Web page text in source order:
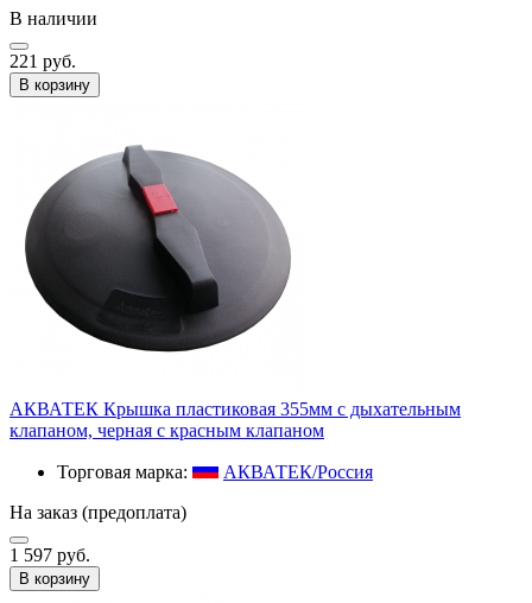
В наличии
221 руб.
В корзину
АКВАТЕК Крышка пластиковая 355мм с дыхательным
клапаном, черная с красным клапаном
Торговая марка:
АКВАТЕК/Россия
На заказ (предоплата)
1 597 руб.
В корзину